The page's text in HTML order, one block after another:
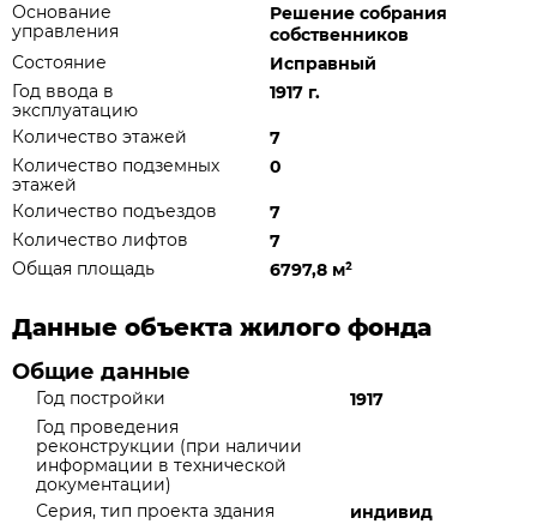
Основание
управления
Решение собрания
собственников
Состояние
Исправный
Год ввода в
эксплуатацию
1917 г.
Количество этажей
7
Количество подземных
этажей
0
Количество подъездов
7
Количество лифтов
7
Общая площадь
6797,8 м²
Данные объекта жилого фонда
Общие данные
Год постройки
1917
Год проведения
реконструкции (при наличии
информации в технической
документации)
Серия, тип проекта здания
индивид